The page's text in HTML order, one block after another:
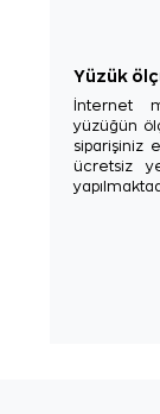
Yüzük
İnternet
yüzüğün
siparişiniz
ücretsiz